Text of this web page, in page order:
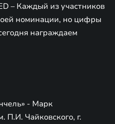
– Каждый из участников
номинации, но цифры
награждаем
- Марк
Чайковского, г.